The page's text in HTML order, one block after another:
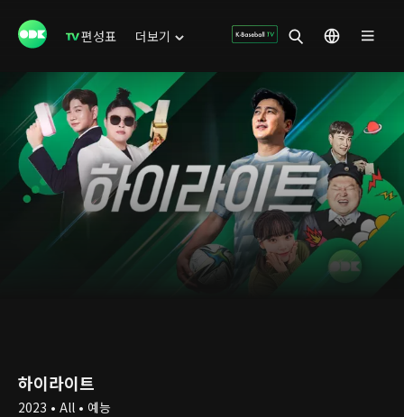
편성표 더보기
하이라이트
2023 • All • 예능